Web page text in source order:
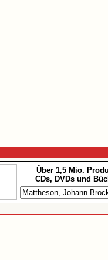
Über 1,5 Mio.
CDs, DVDs und